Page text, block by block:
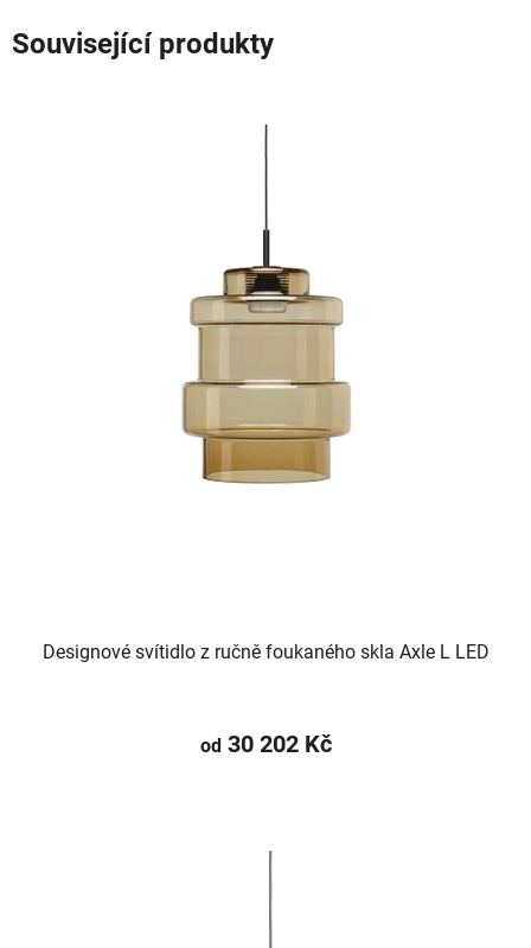
Související produkty
Designové svítidlo z ručně foukaného skla Axle L LED
od30 202 Kč